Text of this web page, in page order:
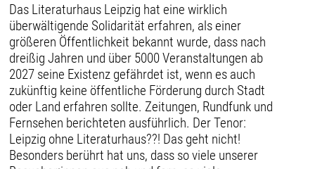
Das Literaturhaus Leipzig hat eine wirklich
überwältigende Solidarität erfahren, als einer
größeren Öffentlichkeit bekannt wurde, dass nach
dreißig Jahren und über 5000 Veranstaltungen ab
2027 seine Existenz gefährdet ist, wenn es auch
zukünftig keine öffentliche Förderung durch Stadt
oder Land erfahren sollte. Zeitungen, Rundfunk und
Fernsehen berichteten ausführlich. Der Tenor:
Leipzig ohne Literaturhaus??! Das geht nicht!
Besonders berührt hat uns, dass so viele unserer